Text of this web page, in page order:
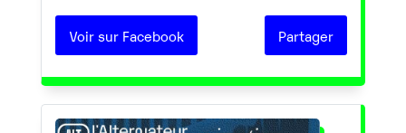
Voir sur Facebook Partager